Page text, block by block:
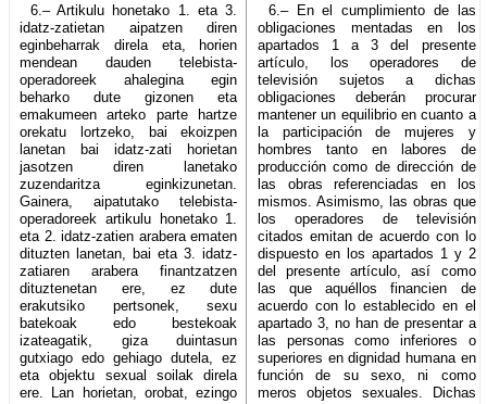
6.– Artikulu honetako 1. eta 3.
idatz-zatietan aipatzen diren
eginbeharrak direla eta, horien
mendean dauden telebista-
operadoreek ahalegina egin
beharko dute gizonen eta
emakumeen arteko parte hartze
orekatu lortzeko, bai ekoizpen
lanetan bai idatz-zati horietan
jasotzen diren lanetako
zuzendaritza eginkizunetan.
Gainera, aipatutako telebista-
operadoreek artikulu honetako 1.
eta 2. idatz-zatien arabera ematen
dituzten lanetan, bai eta 3. idatz-
zatiaren arabera finantzatzen
dituztenetan ere, ez dute
erakutsiko pertsonek, sexu
batekoak edo bestekoak
izateagatik, giza duintasun
gutxiago edo gehiago dutela, ez
eta objektu sexual soilak direla
ere. Lan horietan, orobat, ezingo
6.– En el cumplimiento de las
obligaciones mentadas en los
apartados 1 a 3 del presente
artículo, los operadores de
televisión sujetos a dichas
obligaciones deberán procurar
mantener un equilibrio en cuanto a
la participación de mujeres y
hombres tanto en labores de
producción como de dirección de
las obras referenciadas en los
mismos. Asimismo, las obras que
los operadores de televisión
citados emitan de acuerdo con lo
dispuesto en los apartados 1 y 2
del presente artículo, así como
las que aquéllos financien de
acuerdo con lo establecido en el
apartado 3, no han de presentar a
las personas como inferiores o
superiores en dignidad humana en
función de su sexo, ni como
meros objetos sexuales. Dichas